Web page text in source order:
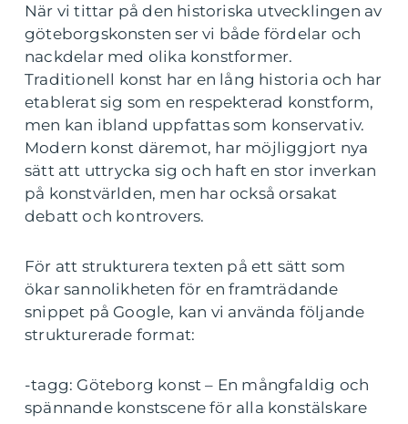
När vi tittar på den historiska utvecklingen av
göteborgskonsten ser vi både fördelar och
nackdelar med olika konstformer.
Traditionell konst har en lång historia och har
etablerat sig som en respekterad konstform,
men kan ibland uppfattas som konservativ.
Modern konst däremot, har möjliggjort nya
sätt att uttrycka sig och haft en stor inverkan
på konstvärlden, men har också orsakat
debatt och kontrovers.
För att strukturera texten på ett sätt som
ökar sannolikheten för en framträdande
snippet på Google, kan vi använda följande
strukturerade format:
-tagg: Göteborg konst – En mångfaldig och
spännande konstscene för alla konstälskare